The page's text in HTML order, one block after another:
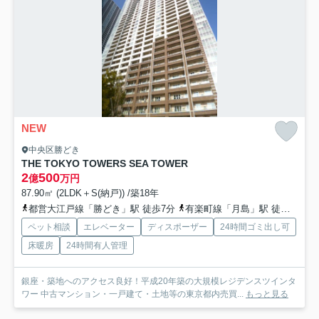
NEW
中央区勝どき
THE TOKYO TOWERS SEA TOWER
2億500万円
87.90㎡ (2LDK＋S(納戸)) /築18年
都営大江戸線「勝どき」駅 徒歩7分
有楽町線「月島」駅 徒歩19分
ペット相談 エレベーター ディスポーザー
24時間ゴミ出し可
床暖房
24時間有人管理
銀座・築地へのアクセス良好！平成20年築の大規模レジデンスツインタ
ワー 中古マンション・一戸建て・土地等の東京都内売買...
もっと見る